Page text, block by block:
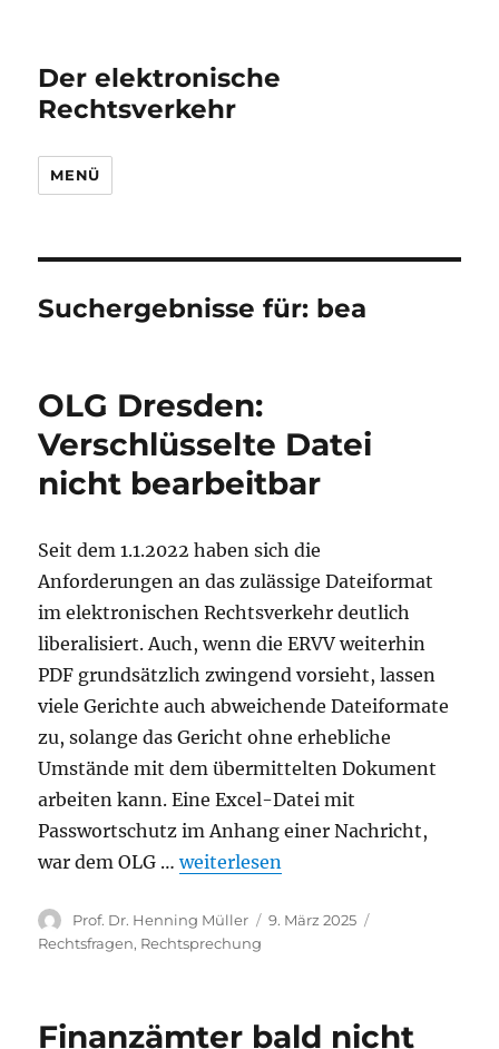
Der elektronische
Rechtsverkehr
MENÜ
Suchergebnisse für: bea
OLG Dresden:
Verschlüsselte Datei
nicht bearbeitbar
Seit dem 1.1.2022 haben sich die
Anforderungen an das zulässige Dateiformat
im elektronischen Rechtsverkehr deutlich
liberalisiert. Auch, wenn die ERVV weiterhin
PDF grundsätzlich zwingend vorsieht, lassen
viele Gerichte auch abweichende Dateiformate
zu, solange das Gericht ohne erhebliche
Umstände mit dem übermittelten Dokument
arbeiten kann. Eine Excel-Datei mit
Passwortschutz im Anhang einer Nachricht,
war dem OLG …„OLG Dresden: Verschlüsselte
weiterlesen
Autor
Prof. Dr. Henning Müller
Veröffentlicht
9. März 2025
Rechtsfragen, Rechtsprechung
Finanzämter bald nicht